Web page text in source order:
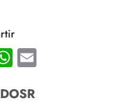
WhatsApp